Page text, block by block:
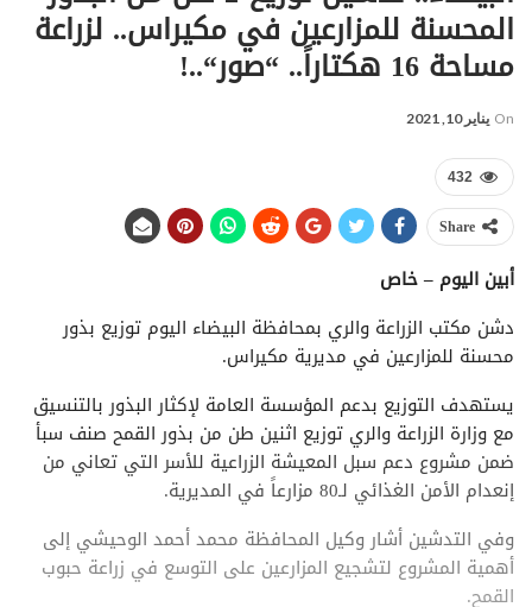
المحسنة للمزارعين في مكيراس.. لزراعة
مساحة 16 هكتاراً.. “صور“..!
On يناير 10, 2021
432
Share
أبين اليوم – خاص
دشن مكتب الزراعة والري بمحافظة البيضاء اليوم توزيع بذور
محسنة للمزارعين في مديرية مكيراس.
يستهدف التوزيع بدعم المؤسسة العامة لإكثار البذور بالتنسيق
مع وزارة الزراعة والري توزيع اثنين طن من بذور القمح صنف سبأ
ضمن مشروع دعم سبل المعيشة الزراعية للأسر التي تعاني من
إنعدام الأمن الغذائي لـ80 مزارعاً في المديرية.
وفي التدشين أشار وكيل المحافظة محمد أحمد الوحيشي إلى
أهمية المشروع لتشجيع المزارعين على التوسع في زراعة حبوب
القمح.